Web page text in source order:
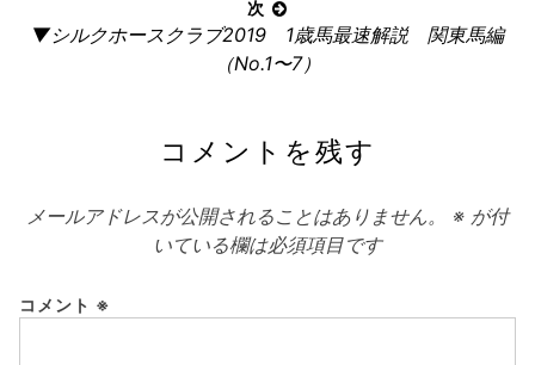
ー
次
次
▼シルクホースクラブ2019 1歳馬最速解説 関東馬編
（No.1〜7）
コメントを残す
メールアドレスが公開されることはありません。 ※ が付
いている欄は必須項目です
コメント ※